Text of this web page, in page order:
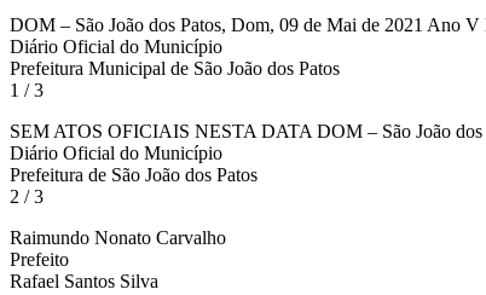
DOM – São João dos Patos, Dom, 09 de Mai de 2021 Ano V
Diário Oficial do Município
Prefeitura Municipal de São João dos Patos
1 / 3
SEM ATOS OFICIAIS NESTA DATA DOM – São João
Diário Oficial do Município
Prefeitura de São João dos Patos
2 / 3
Raimundo Nonato Carvalho
Prefeito
Rafael Santos Silva